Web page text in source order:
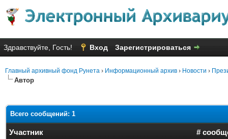
Здравствуйте, Гость! Вход Зарегистрироваться
Главный архивный фонд Рунета › Информационный архив › Новости ›
Автор
Всего сообщений: 1
Участник #